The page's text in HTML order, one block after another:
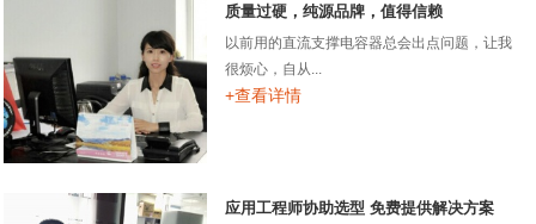
质量过硬，纯源品牌，值得信赖
以前用的直流支撑电容器总会出点问题，让我
很烦心，自从...
+查看详情
应用工程师协助选型 免费提供解决方案